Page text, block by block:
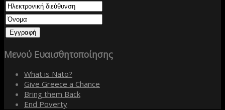
Μενού Ευαισθητοποίησης
What is Nato?
Give Greece a Chance
Bring them Back
End Poverty